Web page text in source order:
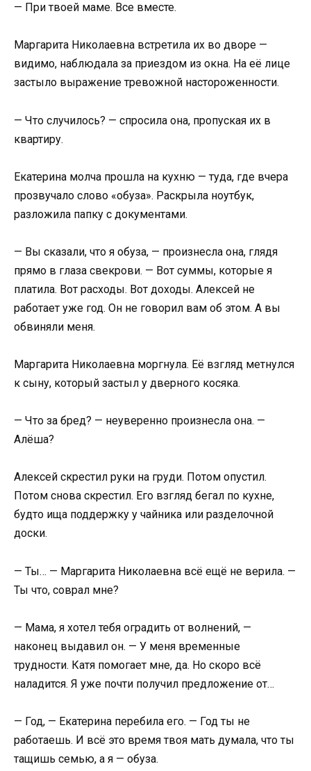
— При твоей маме. Все вместе.
Маргарита Николаевна встретила их во дворе —
видимо, наблюдала за приездом из окна. На её лице
застыло выражение тревожной настороженности.
— Что случилось? — спросила она, пропуская их в
квартиру.
Екатерина молча прошла на кухню — туда, где вчера
прозвучало слово «обуза». Раскрыла ноутбук,
разложила папку с документами.
— Вы сказали, что я обуза, — произнесла она, глядя
прямо в глаза свекрови. — Вот суммы, которые я
платила. Вот расходы. Вот доходы. Алексей не
работает уже год. Он не говорил вам об этом. А вы
обвиняли меня.
Маргарита Николаевна моргнула. Её взгляд метнулся
к сыну, который застыл у дверного косяка.
— Что за бред? — неуверенно произнесла она. —
Алёша?
Алексей скрестил руки на груди. Потом опустил.
Потом снова скрестил. Его взгляд бегал по кухне,
будто ища поддержку у чайника или разделочной
доски.
— Ты… — Маргарита Николаевна всё ещё не верила. —
Ты что, соврал мне?
— Мама, я хотел тебя оградить от волнений, —
наконец выдавил он. — У меня временные
трудности. Катя помогает мне, да. Но скоро всё
наладится. Я уже почти получил предложение от…
— Год, — Екатерина перебила его. — Год ты не
работаешь. И всё это время твоя мать думала, что ты
тащишь семью, а я — обуза.